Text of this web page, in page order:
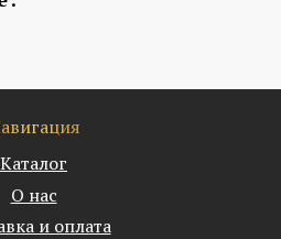
Каталог
О нас
и оплата